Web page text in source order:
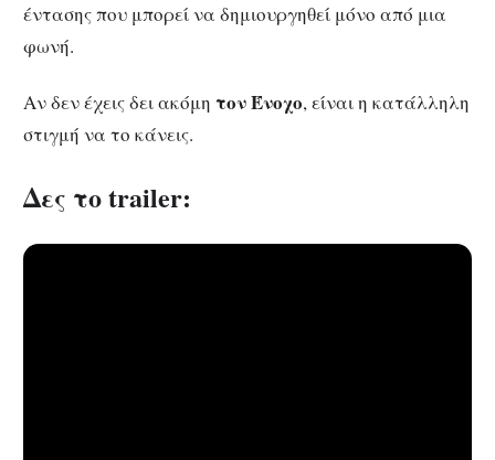
έντασης που μπορεί να δημιουργηθεί μόνο από μια
φωνή.
Αν δεν έχεις δει ακόμη τον Ένοχο, είναι η κατάλληλη
στιγμή να το κάνεις.
Δες το trailer: